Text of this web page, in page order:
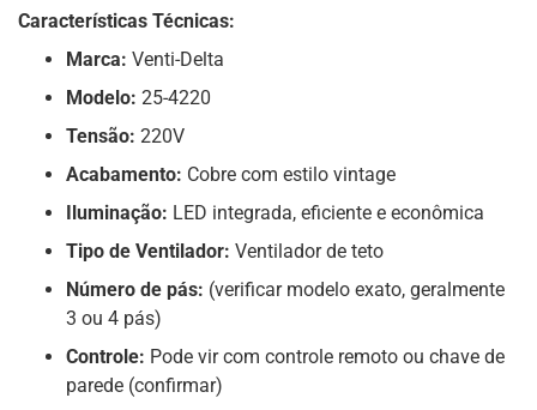
Características Técnicas:
Marca: Venti-Delta
Modelo: 25-4220
Tensão: 220V
Acabamento: Cobre com estilo vintage
Iluminação: LED integrada, eficiente e econômica
Tipo de Ventilador: Ventilador de teto
Número de pás: (verificar modelo exato, geralmente
3 ou 4 pás)
Controle: Pode vir com controle remoto ou chave de
parede (confirmar)